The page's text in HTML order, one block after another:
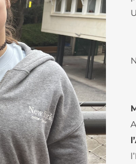
ÉTUDES ESPAGNOLES ET
CATALANES AU LFB
FOURNITURES COLLÈGE
LE LYCÉE
LES PARCOURS LINGUISTIQUES
ÉTUDES ESPAGNOLES ET
CATALANES AU LFB
MÉDIATHÈQUE
LES ARTS-
LE THÉÂTRE
LES CLASSES À
MARITIMES
LA WEBRADIO
LANGUES ET